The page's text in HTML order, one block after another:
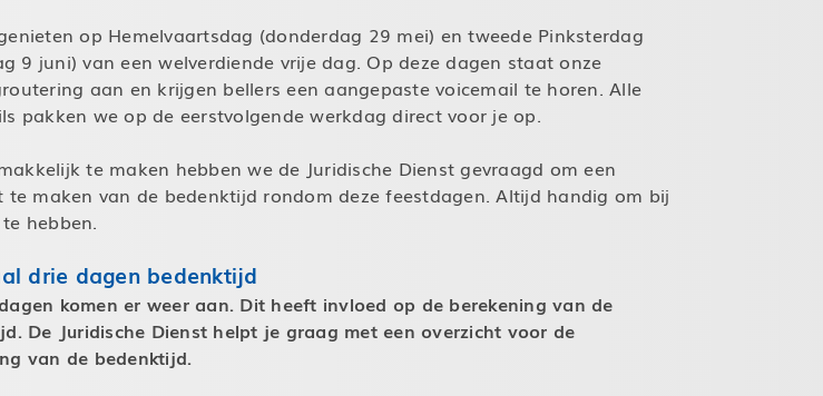
op Hemelvaartsdag (donderdag 29 mei) en tweede Pinksterdag
9 juni) van een welverdiende vrije dag. Op deze dagen staat onze
aan en krijgen bellers een aangepaste voicemail te horen. Alle
pakken we op de eerstvolgende werkdag direct voor je op.
te maken hebben we de Juridische Dienst gevraagd om een
te maken van de bedenktijd rondom deze feestdagen. Altijd handig om bij
hebben.
drie dagen bedenktijd
komen er weer aan. Dit heeft invloed op de berekening van de
De Juridische Dienst helpt je graag met een overzicht voor de
van de bedenktijd.